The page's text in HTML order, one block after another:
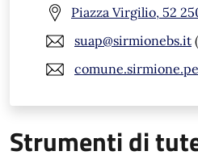
Piazza Virgilio, 52
suap@sirmionebs.it
Strumenti di